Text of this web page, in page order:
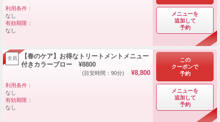
利用条件：
なし
有効期限：
なし
メニューを
追加して
予約
全員
【春のケア】お得なトリートメントメニュー
付きカラーブロー ¥8800
(目安時間：90分) ¥8,800
利用条件：
なし
有効期限：
なし
この
クーポンで
予約
メニューを
追加して
予約